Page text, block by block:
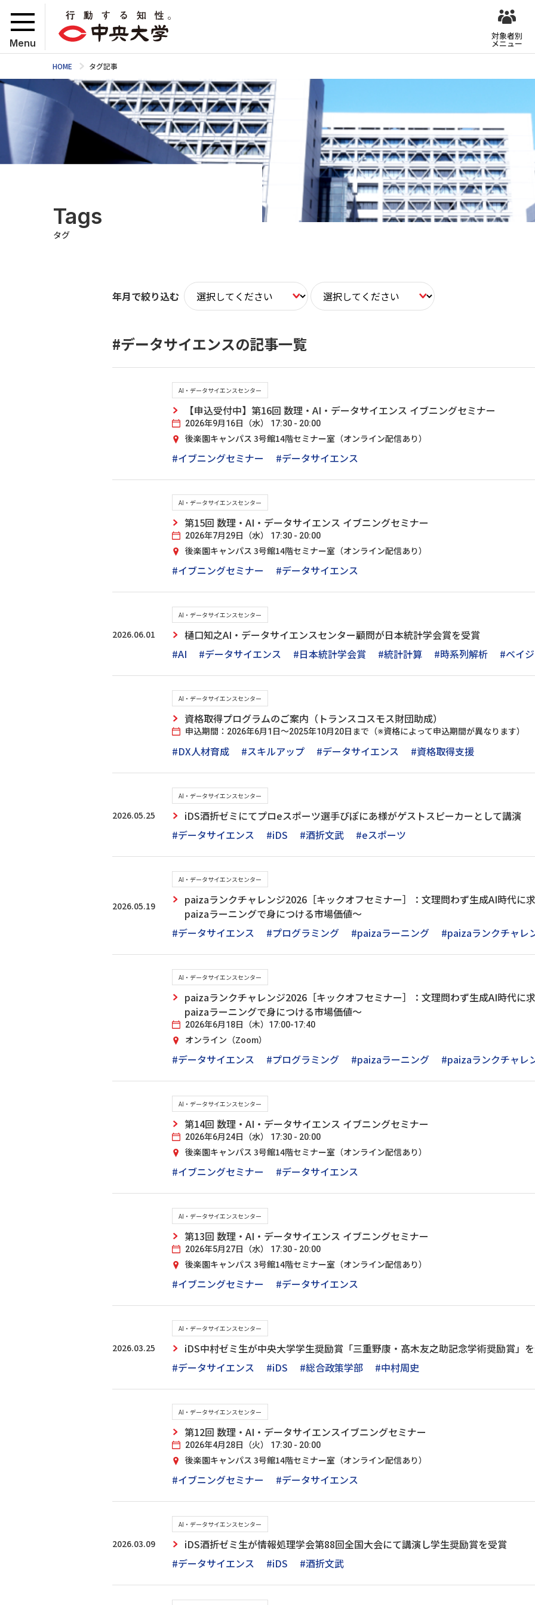
Menu
対象者別
メニュー
HOME タグ記事
Tags
タグ
年月で絞り込む
#データサイエンスの記事一覧
AI・データサイエンスセンター
【申込受付中】第16回 数理・AI・データサイエンス イブニングセミナー
2026年9月16日（水） 17:30 - 20:00
後楽園キャンパス 3号館14階セミナー室（オンライン配信あり）
#イブニングセミナー #データサイエンス
AI・データサイエンスセンター
第15回 数理・AI・データサイエンス イブニングセミナー
2026年7月29日（水） 17:30 - 20:00
後楽園キャンパス 3号館14階セミナー室（オンライン配信あり）
#イブニングセミナー #データサイエンス
2026.06.01
AI・データサイエンスセンター
樋口知之AI・データサイエンスセンター顧問が日本統計学会賞を受賞
#AI
#データサイエンス #日本統計学会賞 #統計計算 #時系列解析 #ベイ
AI・データサイエンスセンター
資格取得プログラムのご案内（トランスコスモス財団助成）
申込期間：2026年6月1日～2025年10月20日まで（※資格によって申込期間が異なります）
#DX人材育成 #スキルアップ #データサイエンス #資格取得支援
2026.05.25
AI・データサイエンスセンター
iDS酒折ゼミにてプロeスポーツ選手ぴぽにあ様がゲストスピーカーとして講演
#データサイエンス
#iDS #酒折文武 #eスポーツ
2026.05.19
AI・データサイエンスセンター
paizaランクチャレンジ2026［キックオフセミナー］：文理問わず生成AI時代に
paizaラーニングで身につける市場価値～
#データサイエンス
#プログラミング #paizaラーニング #paizaランクチャレ
AI・データサイエンスセンター
paizaランクチャレンジ2026［キックオフセミナー］：文理問わず生成AI時代に
paizaラーニングで身につける市場価値～
2026年6月18日（木）17:00-17:40
オンライン（Zoom）
#データサイエンス #プログラミング #paizaラーニング #paizaランクチャレ
AI・データサイエンスセンター
第14回 数理・AI・データサイエンス イブニングセミナー
2026年6月24日（水） 17:30 - 20:00
後楽園キャンパス 3号館14階セミナー室（オンライン配信あり）
#イブニングセミナー #データサイエンス
AI・データサイエンスセンター
第13回 数理・AI・データサイエンス イブニングセミナー
2026年5月27日（水） 17:30 - 20:00
後楽園キャンパス 3号館14階セミナー室（オンライン配信あり）
#イブニングセミナー #データサイエンス
2026.03.25
AI・データサイエンスセンター
iDS中村ゼミ生が中央大学学生奨励賞「三重野康・髙木友之助記念学術奨励賞」
#データサイエンス
#iDS #総合政策学部 #中村周史
AI・データサイエンスセンター
第12回 数理・AI・データサイエンスイブニングセミナー
2026年4月28日（火） 17:30 - 20:00
後楽園キャンパス 3号館14階セミナー室（オンライン配信あり）
#イブニングセミナー #データサイエンス
2026.03.09
AI・データサイエンスセンター
iDS酒折ゼミ生が情報処理学会第88回全国大会にて講演し学生奨励賞を受賞
#データサイエンス
#iDS #酒折文武